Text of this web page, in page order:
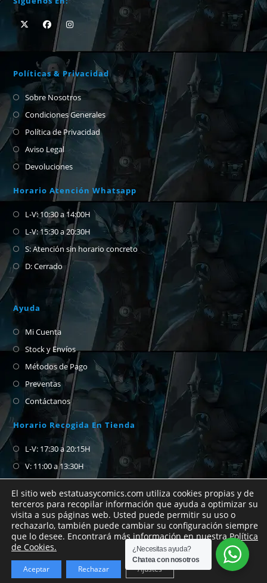
Si no encuentras el cómic que buscas no
dudes en abrirnos un chat de whatsapp para
preguntar.
Descartar
Políticas & Privacidad
Sobre Nosotros
Condiciones Generales
Política de Privacidad
Aviso Legal
Devoluciones
Horario Atención Whatsapp
L-V: 10:30 a 14:00H
L-V: 15:30 a 20:30H
S: Atención sin horario concreto
D: Cerrado
Ayuda
Mi Cuenta
Stock y Envíos
Métodos de Pago
Preventas
Contáctanos
Horario Recogida En Tienda
L-V: 17:30 a 20:15H
V: 11:00 a 13:30H
Copyright Estatuas y Cómics 2026
El sitio web estatuasycomics.com utiliza cookies propias y de
terceros para recopilar información que ayuda a optimizar su
visita a sus páginas web. Usted puede permitir su uso o
rechazarlo, también puede cambiar su configuración siempre
que lo desee. Encontrará más información en nuestraPolítica
de Cookies.
Aceptar Rechazar Ajustes
¿Necesitas ayuda?
Chatea con nosotros